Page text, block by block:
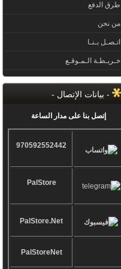
طرق الدفع
من نحن
اتـصـل بـنـا
خـريـطـة الـمـوقـع
- بيانات الإتصال -
إتصل بنا على مدار الساعة
970592552442
PalStore
PalStore.Net
PalStoreNet